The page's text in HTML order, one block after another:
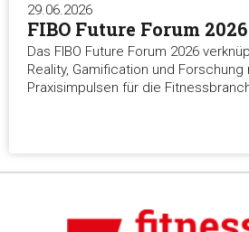
29.06.2026
FIBO Future Forum 2026
Das FIBO Future Forum 2026
Reality, Gamification und Forschung
Praxisimpulsen für die